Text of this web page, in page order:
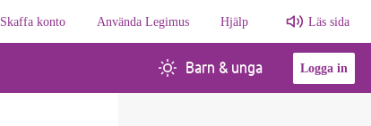
Skaffa konto Använda Legimus Hjälp Läs sida
Barn & unga Logga in